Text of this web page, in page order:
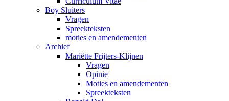
Boy Sluiters
Vragen
Spreekteksten
moties en amendementen
Archief
Mariëtte Frijters-Klijnen
Vragen
Opinie
Moties en amendementen
Spreekteksten